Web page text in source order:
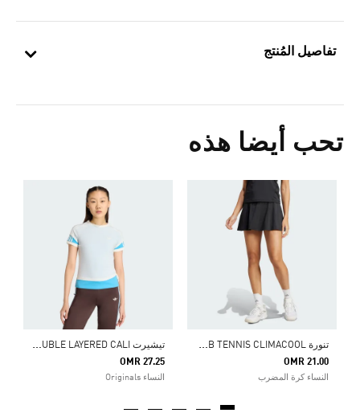
تفاصيل المُنتج
تحب أيضا هذه
ت
نورة CLUB TENNIS CLIMACOOL
OMR 21.00
النساء كرة المضرب
ت
يشيرت DOUBLE LAYERED CALI
OMR 27.25
النساء Originals
Price Reduced From